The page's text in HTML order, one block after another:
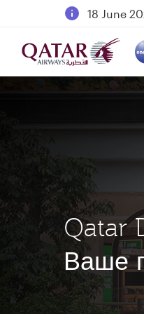
18 June
6 August
Qatar
Qatar
Ваше